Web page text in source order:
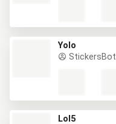
Yolo
StickersBot
Lol5